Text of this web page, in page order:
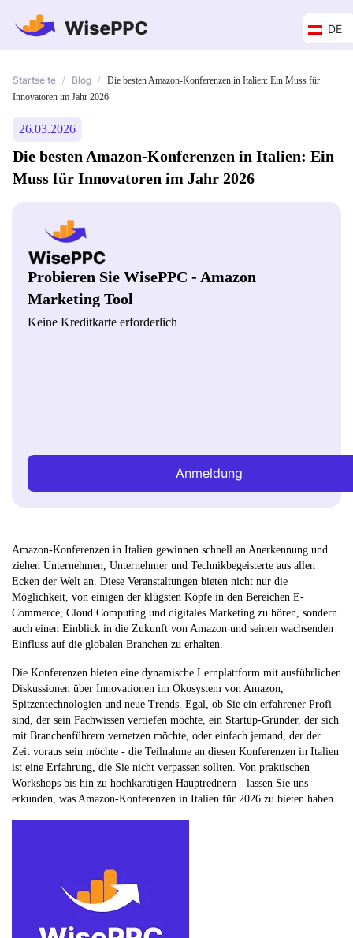
DE
Startseite / Blog /
Die besten Amazon-Konferenzen in Italien: Ein Muss für
Innovatoren im Jahr 2026
26.03.2026
Die besten Amazon-Konferenzen in Italien: Ein
Muss für Innovatoren im Jahr 2026
Probieren Sie WisePPC - Amazon
Marketing Tool
Keine Kreditkarte erforderlich
Anmeldung
Amazon-Konferenzen in Italien gewinnen schnell an Anerkennung und
ziehen Unternehmen, Unternehmer und Technikbegeisterte aus allen
Ecken der Welt an. Diese Veranstaltungen bieten nicht nur die
Möglichkeit, von einigen der klügsten Köpfe in den Bereichen E-
Commerce, Cloud Computing und digitales Marketing zu hören, sondern
auch einen Einblick in die Zukunft von Amazon und seinen wachsenden
Einfluss auf die globalen Branchen zu erhalten.
Die Konferenzen bieten eine dynamische Lernplattform mit ausführlichen
Diskussionen über Innovationen im Ökosystem von Amazon,
Spitzentechnologien und neue Trends. Egal, ob Sie ein erfahrener Profi
sind, der sein Fachwissen vertiefen möchte, ein Startup-Gründer, der sich
mit Branchenführern vernetzen möchte, oder einfach jemand, der der
Zeit voraus sein möchte - die Teilnahme an diesen Konferenzen in Italien
ist eine Erfahrung, die Sie nicht verpassen sollten. Von praktischen
Workshops bis hin zu hochkarätigen Hauptrednern - lassen Sie uns
erkunden, was Amazon-Konferenzen in Italien für 2026 zu bieten haben.